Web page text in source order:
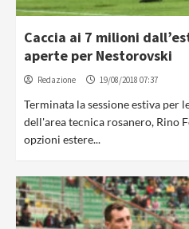
Caccia ai 7 milioni
aperte per Nestorovski
Redazione 19/08/2018 07:37
Terminata la sessione estiva per
dell'area tecnica rosanero, Rino
opzioni estere...